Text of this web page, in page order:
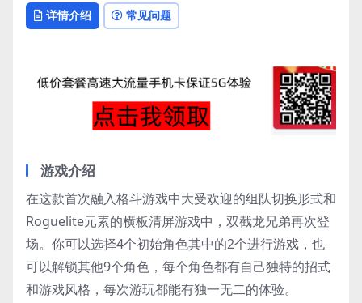
详情介绍 常见问题
游戏介绍
在这款首次融入格斗游戏中大受欢迎的组队切换形式和
Roguelite元素的横板清屏游戏中，双截龙兄弟再次登
场。你可以选择4个初始角色其中的2个进行游戏，也
可以解锁其他9个角色，每个角色都有自己独特的招式
和游戏风格，每次游玩都能有独一无二的体验。